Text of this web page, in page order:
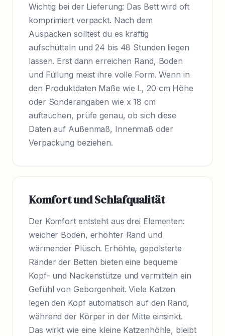
Wichtig bei der Lieferung: Das Bett wird oft
komprimiert verpackt. Nach dem
Auspacken solltest du es kräftig
aufschütteln und 24 bis 48 Stunden liegen
lassen. Erst dann erreichen Rand, Boden
und Füllung meist ihre volle Form. Wenn in
den Produktdaten Maße wie L, 20 cm Höhe
oder Sonderangaben wie x 18 cm
auftauchen, prüfe genau, ob sich diese
Daten auf Außenmaß, Innenmaß oder
Verpackung beziehen.
Komfort und Schlafqualität
Der Komfort entsteht aus drei Elementen:
weicher Boden, erhöhter Rand und
wärmender Plüsch. Erhöhte, gepolsterte
Ränder der Betten bieten eine bequeme
Kopf- und Nackenstütze und vermitteln ein
Gefühl von Geborgenheit. Viele Katzen
legen den Kopf automatisch auf den Rand,
während der Körper in der Mitte einsinkt.
Das wirkt wie eine kleine Katzenhöhle, bleibt